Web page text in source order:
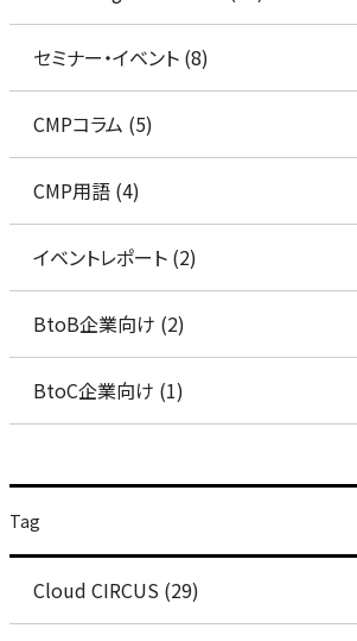
セミナー・イベント (8)
CMPコラム (5)
CMP用語 (4)
イベントレポート (2)
BtoB企業向け (2)
BtoC企業向け (1)
Tag
Cloud CIRCUS (29)